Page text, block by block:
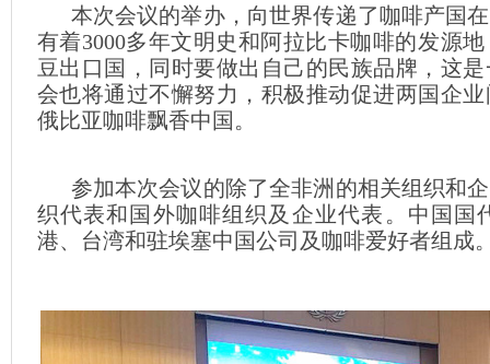
本次会议的举办，向世界传递了咖啡产国
有着3000多年文明史和阿拉比卡咖啡的发源
豆出口国，同时要做出自己的民族品牌，这
会也将通过不懈努力，积极推动促进两国企
俄比亚咖啡飘香中国。
参加本次会议的除了全非洲的相关组织和
织代表和国外咖啡组织及企业代表。中国国
港、台湾和驻埃塞中国公司及咖啡爱好者组成